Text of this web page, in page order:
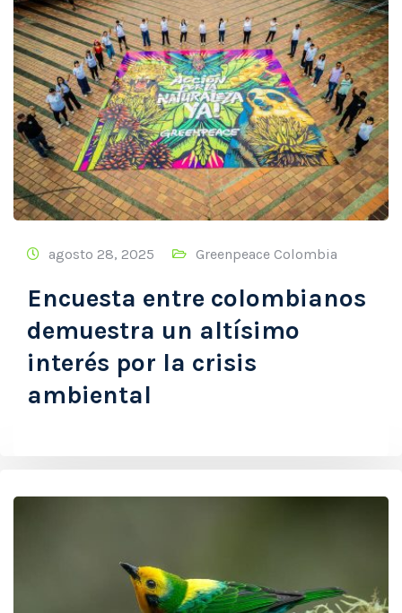
agosto 28, 2025 Greenpeace Colombia
Encuesta entre colombianos
demuestra un altísimo
interés por la crisis
ambiental